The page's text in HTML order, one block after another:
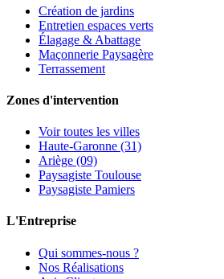
Création de jardins
Entretien espaces verts
Élagage & Abattage
Maçonnerie Paysagère
Terrassement
Zones d'intervention
Voir toutes les villes
Haute-Garonne (31)
Ariège (09)
Paysagiste Toulouse
Paysagiste Pamiers
L'Entreprise
Qui sommes-nous ?
Nos Réalisations